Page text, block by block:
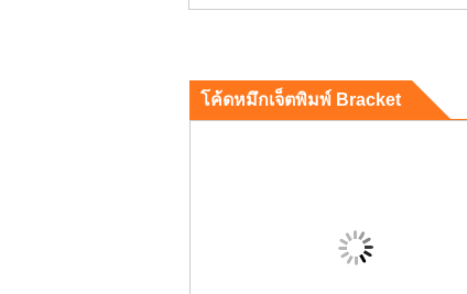
โค้ดหมึกเจ็ตพิมพ์ Bracket